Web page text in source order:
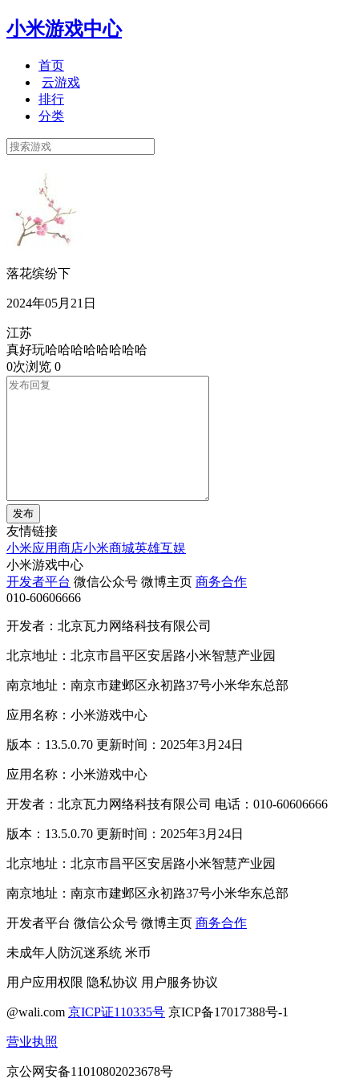
小米游戏中心
首页
云游戏
排行
分类
落花缤纷下
2024年05月21日
江苏
真好玩哈哈哈哈哈哈哈哈
0次浏览 0
发布
友情链接
小米应用商店小米商城英雄互娱
小米游戏中心
开发者平台 微信公众号 微博主页 商务合作
010-60606666
开发者：北京瓦力网络科技有限公司
北京地址：北京市昌平区安居路小米智慧产业园
南京地址：南京市建邺区永初路37号小米华东总部
应用名称：小米游戏中心
版本：13.5.0.70 更新时间：2025年3月24日
应用名称：小米游戏中心
开发者：北京瓦力网络科技有限公司 电话：010-60606666
版本：13.5.0.70 更新时间：2025年3月24日
北京地址：北京市昌平区安居路小米智慧产业园
南京地址：南京市建邺区永初路37号小米华东总部
开发者平台 微信公众号 微博主页 商务合作
未成年人防沉迷系统 米币
用户应用权限 隐私协议 用户服务协议
@wali.com 京ICP证110335号 京ICP备17017388号-1
营业执照
京公网安备11010802023678号